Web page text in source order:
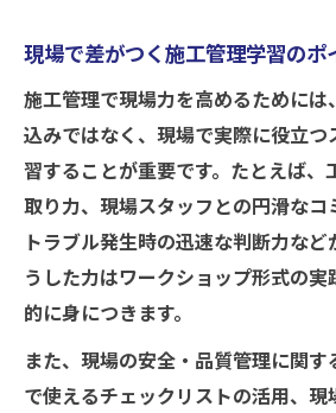
現場で差がつく施工管理学習のポ
施工管理で現場力を高めるためには
込みではなく、現場で実際に役立
習することが重要です。たとえば、
取り力、現場スタッフとの円滑なコ
トラブル発生時の迅速な判断力など
うした力はワークショップ形式の
的に身につきます。
また、現場の安全・品質管理に関
で使えるチェックリストの活用、現